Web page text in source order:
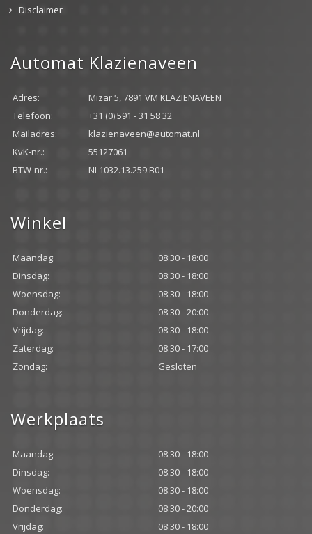
Disclaimer
Automat Klazienaveen
Adres:
Mizar 5, 7891 VM KLAZIENAVEEN
Telefoon:
+31 (0) 591 - 31 58 32
Mailadres:
klazienaveen@automat.nl
KvK-nr.:
55127061
BTW-nr.:
NL1032.13.259.B01
Winkel
Maandag:
08:30 - 18:00
Dinsdag:
08:30 - 18:00
Woensdag:
08:30 - 18:00
Donderdag:
08:30 - 20:00
Vrijdag:
08:30 - 18:00
Zaterdag:
08:30 - 17:00
Zondag:
Gesloten
Werkplaats
Maandag:
08:30 - 18:00
Dinsdag:
08:30 - 18:00
Woensdag:
08:30 - 18:00
Donderdag:
08:30 - 20:00
Vrijdag:
08:30 - 18:00